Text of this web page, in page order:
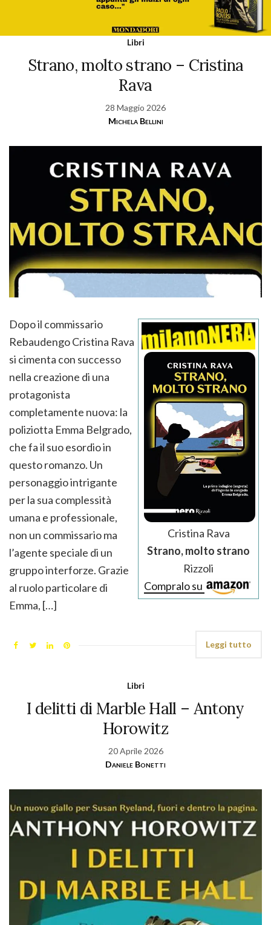
Libri
Strano, molto strano – Cristina
Rava
28 Maggio 2026
Michela Bellini
Cristina Rava
Strano, molto strano
Rizzoli
Compralo su
Dopo il commissario
Rebaudengo Cristina Rava
si cimenta con successo
nella creazione di una
protagonista
completamente nuova: la
poliziotta Emma Belgrado,
che fa il suo esordio in
questo romanzo. Un
personaggio intrigante
per la sua complessità
umana e professionale,
non un commissario ma
l’agente speciale di un
gruppo interforze. Grazie
al ruolo particolare di
Emma, […]
Leggi tutto
Libri
I delitti di Marble Hall – Antony
Horowitz
20 Aprile 2026
Daniele Bonetti